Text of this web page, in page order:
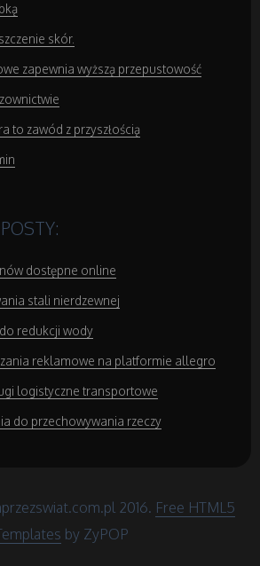
Leczenie
Kosmetyczne
Sprzęt Medyczny
Internetowe
Kontakt
skór.
zapewnia wyższą przepustowość
to zawód z przyszłością
dostępne online
stali nierdzewnej
redukcji wody
reklamowe na platformie allegro
logistyczne transportowe
do przechowywania rzeczy
2016. Free HTML5
by ZyPOP